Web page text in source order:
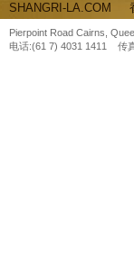
SHANGRI-LA.COM
Pierpoint Road Cairns,
电话:(61 7) 4031 1411 传